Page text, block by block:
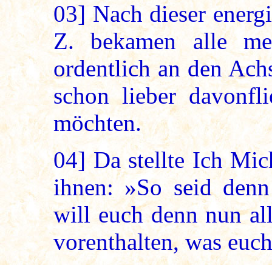
03] Nach dieser
Z. bekamen alle
ordentlich an den
schon lieber
möchten.
04] Da stellte Ich
ihnen: »So seid
will euch denn nun
vorenthalten, was